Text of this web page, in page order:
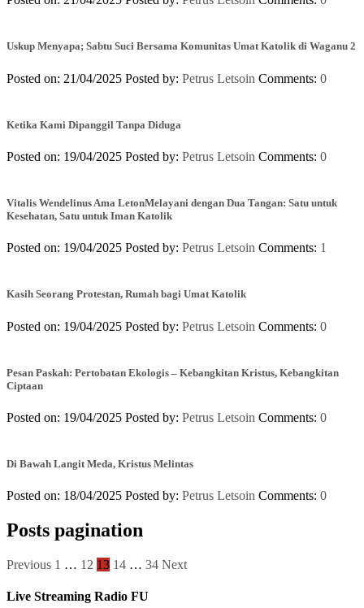
Uskup Menyapa; Sabtu Suci Bersama Komunitas Umat Katolik di Waganu 2
Posted on: 21/04/2025 Posted by: Petrus Letsoin Comments: 0
Ketika Kami Dipanggil Tanpa Diduga
Posted on: 19/04/2025 Posted by: Petrus Letsoin Comments: 0
Vitalis Wendelinus Ama LetonMelayani dengan Dua Tangan: Satu untuk
Kesehatan, Satu untuk Iman Katolik
Posted on: 19/04/2025 Posted by: Petrus Letsoin Comments: 1
Kasih Seorang Protestan, Rumah bagi Umat Katolik
Posted on: 19/04/2025 Posted by: Petrus Letsoin Comments: 0
Pesan Paskah: Pertobatan Ekologis – Kebangkitan Kristus, Kebangkitan
Ciptaan
Posted on: 19/04/2025 Posted by: Petrus Letsoin Comments: 0
Di Bawah Langit Meda, Kristus Melintas
Posted on: 18/04/2025 Posted by: Petrus Letsoin Comments: 0
Posts pagination
Previous 1 … 12 13 14 … 34 Next
Live Streaming Radio FU